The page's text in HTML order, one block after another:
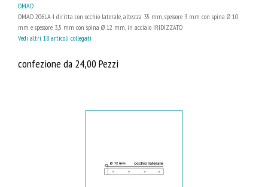
OMAD
OMAD 206LA-I diritta con occhio laterale, altezza 35 mm, spessore 3 mm con spina Ø 10
mm e spessore 3,5 mm con spina Ø 12 mm, in acciaio IRIDIZZATO
Vedi altri 18 articoli collegati
confezione da 24,00 Pezzi